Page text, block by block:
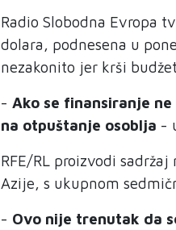
Radio Slobodna Evropa
dolara, podnesena u
nezakonito jer krši
- Ako se finansiranje
na otpuštanje osoblja -
RFE/RL proizvodi
Azije, s ukupnom
- Ovo nije trenutak da